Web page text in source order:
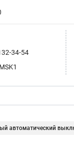
34-54
автоматический